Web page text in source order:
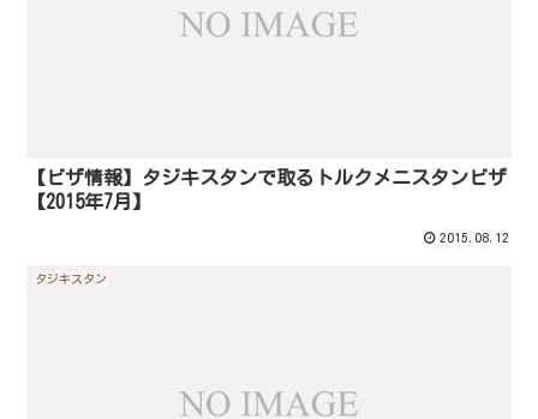
【ビザ情報】タジキスタンで取るトルクメニスタンビザ
【2015年7月】
2015.08.12
タジキスタン